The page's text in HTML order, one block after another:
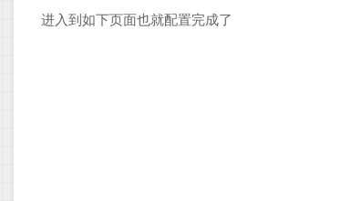
进入到如下页面也就配置完成了